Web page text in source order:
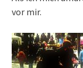
vor mir.